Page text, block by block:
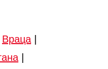
Враца